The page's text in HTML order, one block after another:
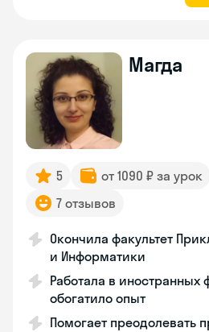
Магда
5 от 1090 ₽ за урок
7 отзывов
Окончила факультет
и Информатики
Работала в иностранных
обогатило опыт
Помогает преодолевать